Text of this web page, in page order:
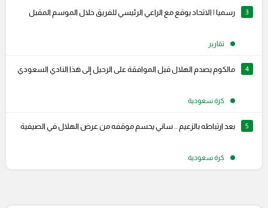
3 رسميا | الاتحاد يوقع مع الراعي الرئيسي للفريق خلال الموسم المقبل
تقارير
4 مالكوم يصدم الهلال قبل الموافقة على الرحيل إلى هذا النادي السعودي
كرة سعودية
5 بعد ارتباطه بالزعيم .. ساني يحسم موقفه من عرض الهلال في الصيفية
كرة سعودية